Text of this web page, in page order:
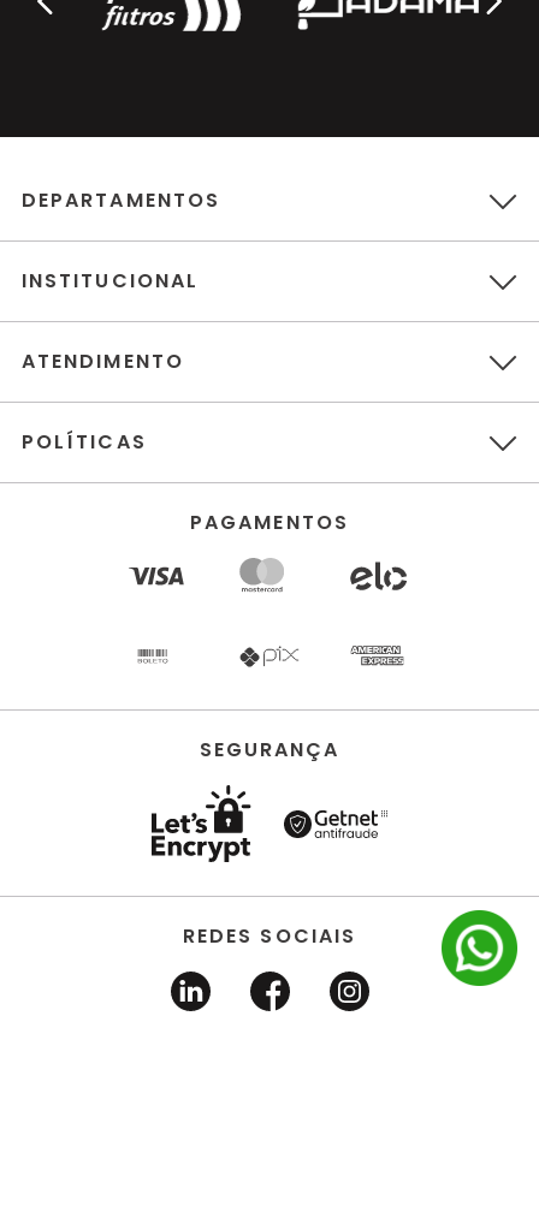
DEPARTAMENTOS
INSTITUCIONAL
ATENDIMENTO
POLÍTICAS
PAGAMENTOS
SEGURANÇA
REDES SOCIAIS